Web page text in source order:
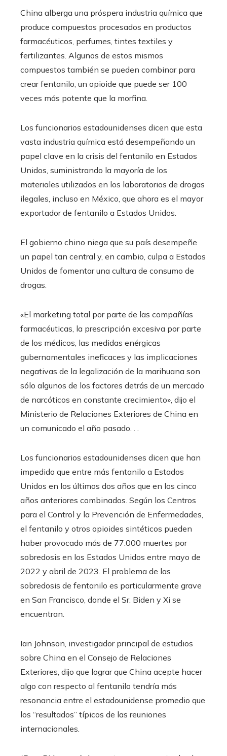
China alberga una próspera industria química que
produce compuestos procesados ​​en productos
farmacéuticos, perfumes, tintes textiles y
fertilizantes. Algunos de estos mismos
compuestos también se pueden combinar para
crear fentanilo, un opioide que puede ser 100
veces más potente que la morfina.
Los funcionarios estadounidenses dicen que esta
vasta industria química está desempeñando un
papel clave en la crisis del fentanilo en Estados
Unidos, suministrando la mayoría de los
materiales utilizados en los laboratorios de drogas
ilegales, incluso en México, que ahora es el mayor
exportador de fentanilo a Estados Unidos.
El gobierno chino niega que su país desempeñe
un papel tan central y, en cambio, culpa a Estados
Unidos de fomentar una cultura de consumo de
drogas.
«El marketing total por parte de las compañías
farmacéuticas, la prescripción excesiva por parte
de los médicos, las medidas enérgicas
gubernamentales ineficaces y las implicaciones
negativas de la legalización de la marihuana son
sólo algunos de los factores detrás de un mercado
de narcóticos en constante crecimiento», dijo el
Ministerio de Relaciones Exteriores de China en
un comunicado el año pasado. . .
Los funcionarios estadounidenses dicen que han
impedido que entre más fentanilo a Estados
Unidos en los últimos dos años que en los cinco
años anteriores combinados. Según los Centros
para el Control y la Prevención de Enfermedades,
el fentanilo y otros opioides sintéticos pueden
haber provocado más de 77.000 muertes por
sobredosis en los Estados Unidos entre mayo de
2022 y abril de 2023. El problema de las
sobredosis de fentanilo es particularmente grave
en San Francisco, donde el Sr. Biden y Xi se
encuentran.
Ian Johnson, investigador principal de estudios
sobre China en el Consejo de Relaciones
Exteriores, dijo que lograr que China acepte hacer
algo con respecto al fentanilo tendría más
resonancia entre el estadounidense promedio que
los “resultados” típicos de las reuniones
internacionales.